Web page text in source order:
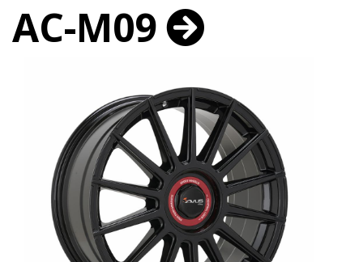
AC-M09